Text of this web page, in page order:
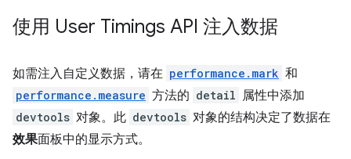
使用 User Timings API 注入数据
如需注入自定义数据，请在 performance.mark 和
performance.measure 方法的 detail 属性中添加
devtools 对象。此 devtools 对象的结构决定了数据在
效果面板中的显示方式。